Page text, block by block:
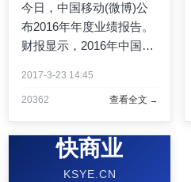
今日，中国移动(微博)公
布2016年年度业绩报告。
财报显示，2016年中国移
收入为6234亿元，增长
元，同比增长0.2%。相比
2015年，若剔除铁塔一次
性收益 ...
2017-3-23 14:45
20362 查看全文
快商业
KSYE.CN